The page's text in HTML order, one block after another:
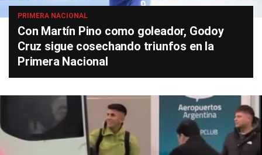
PRIMERA NACIONAL
Con Martín Pino como goleador, Godoy
Cruz sigue cosechando triunfos en la
Primera Nacional